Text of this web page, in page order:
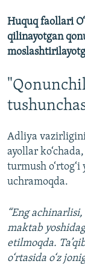
Huquq faollari
qilinayotgan
Adliya
ayollar
turmush
uchramoqda.
“Eng
maktab
etilmoqda.
o‘rtasida o‘z